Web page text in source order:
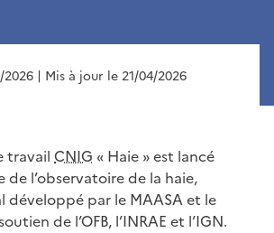
2026 | Mis à jour le 21/04/2026
travail CNIG « Haie » est lancé
de l’observatoire de la haie,
développé par le MAASA et le
de l’OFB, l’INRAE et l’IGN.